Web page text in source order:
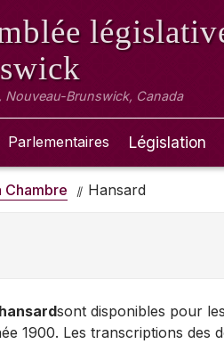
Nouveau-Brunswick, Canada
Parlementaires Législation
Chambre Hansard
sont disponibles pour
1900. Les transcriptions des